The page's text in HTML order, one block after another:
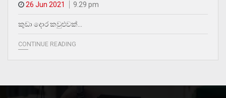
26 Jun 2021 9.29 pm
කුඩා දොර කවුළුවක්…
CONTINUE READING